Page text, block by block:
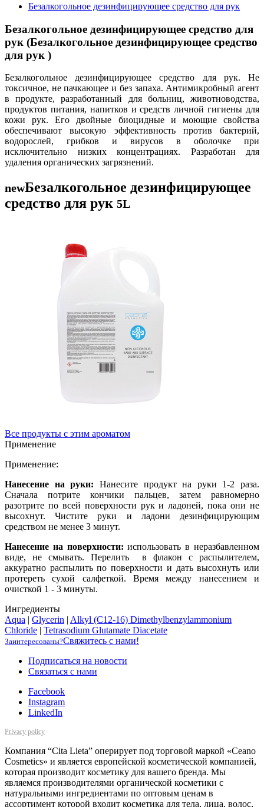
Безалкогольное дезинфицирующее средство для рук
Безалкогольное дезинфицирующее средство для
рук (Безалкогольное дезинфицирующее средство
для рук )
Безалкогольное дезинфицирующее средство для рук. Не
токсичное, не пачкающее и без запаха. Антимикробный агент
в продукте, разработанный для больниц, животноводства,
продуктов питания, напитков и средств личной гигиены для
кожи рук. Его двойные биоцидные и моющие свойства
обеспечивают высокую эффективность против бактерий,
водорослей, грибков и вирусов в оболочке при
исключительно низких концентрациях. Разработан для
удаления органических загрязнений.
newБезалкогольное дезинфицирующее
средство для рук 5L
Все продукты с этим ароматом
Применение
Применение:
Нанесение на руки: Нанесите продукт на руки 1-2 раза.
Сначала потрите кончики пальцев, затем равномерно
разотрите по всей поверхности рук и ладоней, пока они не
высохнут. Чистите руки и ладони дезинфицирующим
средством не менее 3 минут.
Нанесение на поверхности: использовать в неразбавленном
виде, не смывать. Перелить в флакон с распылителем,
аккуратно распылить по поверхности и дать высохнуть или
протереть сухой салфеткой. Время между нанесением и
очисткой 1 - 3 минуты.
Ингредиенты
Aqua | Glycerin | Alkyl (C12-16) Dimethylbenzylammonium
Chloride | Tetrasodium Glutamate Diacetate
Заинтересованы?Свяжитесь с нами!
Подписаться на новости
Cвязаться с нами
Facebook
Instagram
LinkedIn
Privacy policy
Компания “Cita Lieta” оперирует под торговой маркой «Ceano
Cosmetics» и является европейской косметической компанией,
которая производит косметику для вашего бренда. Мы
являемся производителями органической косметики с
натуральными ингредиентами по оптовым ценам в
ассортимент которой входит косметика для тела, лица, волос,